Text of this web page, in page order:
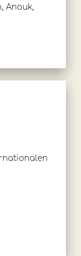
Anouk,